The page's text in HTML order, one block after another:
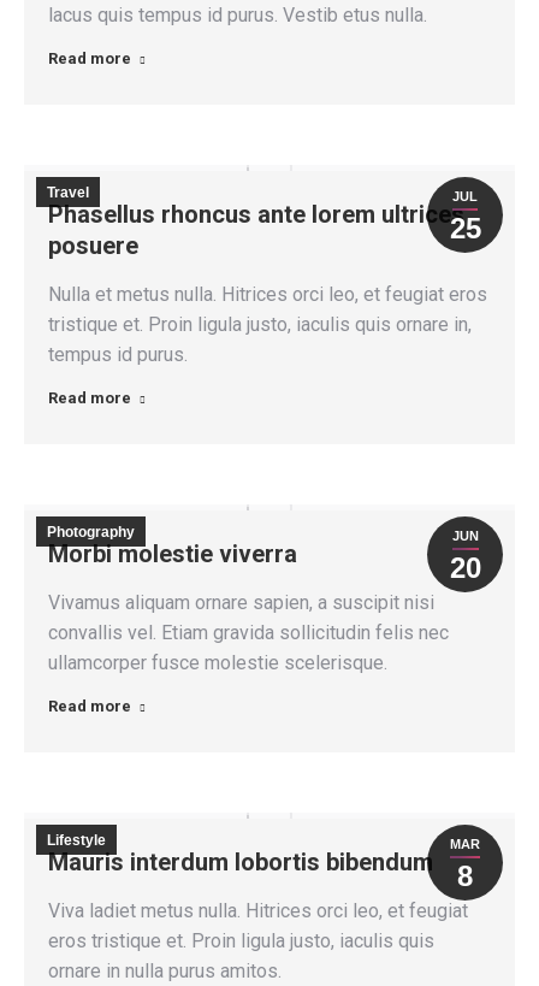
lacus quis tempus id purus. Vestib etus nulla.
Read more
JUL
25
Travel
Phasellus rhoncus ante lorem ultrices
posuere
Nulla et metus nulla. Hitrices orci leo, et feugiat eros
tristique et. Proin ligula justo, iaculis quis ornare in,
tempus id purus.
Read more
JUN
20
Photography
Morbi molestie viverra
Vivamus aliquam ornare sapien, a suscipit nisi
convallis vel. Etiam gravida sollicitudin felis nec
ullamcorper fusce molestie scelerisque.
Read more
MAR
8
Lifestyle
Mauris interdum lobortis bibendum
Viva ladiet metus nulla. Hitrices orci leo, et feugiat
eros tristique et. Proin ligula justo, iaculis quis
ornare in nulla purus amitos.